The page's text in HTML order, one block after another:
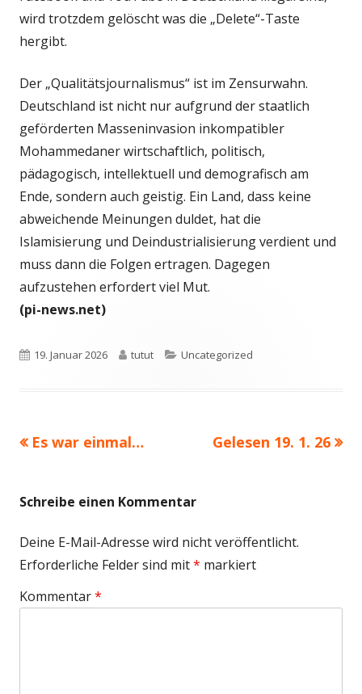
wird trotzdem gelöscht was die „Delete“-Taste
hergibt.
Der „Qualitätsjournalismus“ ist im Zensurwahn.
Deutschland ist nicht nur aufgrund der staatlich
geförderten Masseninvasion inkompatibler
Mohammedaner wirtschaftlich, politisch,
pädagogisch, intellektuell und demografisch am
Ende, sondern auch geistig. Ein Land, dass keine
abweichende Meinungen duldet, hat die
Islamisierung und Deindustrialisierung verdient und
muss dann die Folgen ertragen. Dagegen
aufzustehen erfordert viel Mut.
(pi-news.net)
Veröffentlicht
19. Januar 2026 Autor
tutut Kategorien
Uncategorized
Beitragsnavigation
Vorheriger
Es war einmal…
Nächster
Gelesen 19. 1. 26
Schreibe einen Kommentar
Deine E-Mail-Adresse wird nicht veröffentlicht.
Erforderliche Felder sind mit* markiert
Kommentar*